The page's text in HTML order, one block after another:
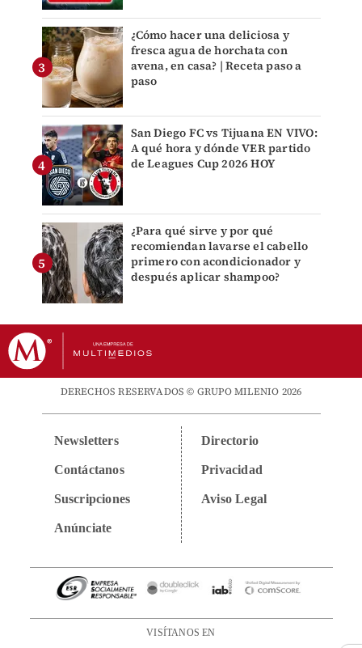
¿Cómo hacer una deliciosa y
fresca agua de horchata con
avena, en casa? | Receta paso a
paso
San Diego FC vs Tijuana EN VIVO:
A qué hora y dónde VER partido
de Leagues Cup 2026 HOY
¿Para qué sirve y por qué
recomiendan lavarse el cabello
primero con acondicionador y
después aplicar shampoo?
DERECHOS RESERVADOS © GRUPO MILENIO 2026
Newsletters
Contáctanos
Suscripciones
Anúnciate
Directorio
Privacidad
Aviso Legal
VISÍTANOS EN